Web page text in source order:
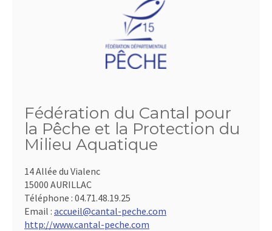
Fédération du Cantal pour
la Pêche et la Protection du
Milieu Aquatique
14 Allée du Vialenc
15000 AURILLAC
Téléphone : 04.71.48.19.25
Email : accueil@cantal-peche.com
http://www.cantal-peche.com